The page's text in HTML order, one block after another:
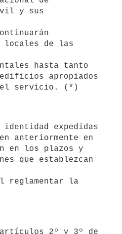
y sus
locales de las
hasta tanto
apropiados
anteriormente en
en los plazos y
que establezcan
reglamentar la